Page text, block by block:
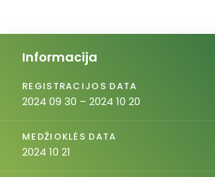
Informacija
REGISTRACIJOS DATA
2024 09 30 – 2024 10 20
MEDŽIOKLĖS DATA
2024 10 21